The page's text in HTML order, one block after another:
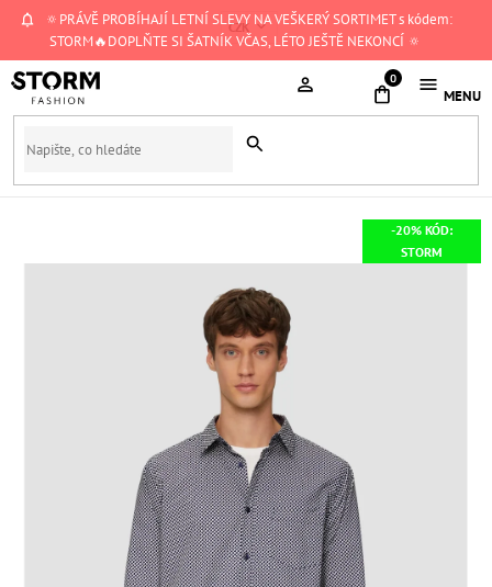
Přejít
🔅PRÁVĚ PROBÍHAJÍ LETNÍ SLEVY NA VEŠKERÝ SORTIMET s kódem:
STORM🔥DOPLŇTE SI ŠATNÍK VČAS, LÉTO JEŠTĚ NEKONCÍ 🔅
CZK
NÁKUPNÍ
-20% KÓD:
STORM